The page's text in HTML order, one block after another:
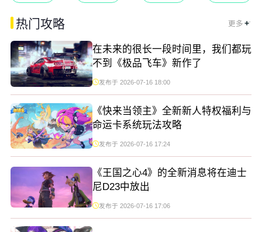
热门攻略 更多 +
在未来的很长一段时间里，我们都玩
不到《极品飞车》新作了
发布于 2026-07-16 18:00
《快来当领主》全新新人特权福利与
命运卡系统玩法攻略
发布于 2026-07-16 17:24
《王国之心4》的全新消息将在迪士
尼D23中放出
发布于 2026-07-16 17:06